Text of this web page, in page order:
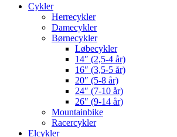
Cykler
Herrecykler
Damecykler
Børnecykler
Løbecykler
14″ (2,5-4 år)
16″ (3,5-5 år)
20″ (5-8 år)
24″ (7-10 år)
26″ (9-14 år)
Mountainbike
Racercykler
Elcykler